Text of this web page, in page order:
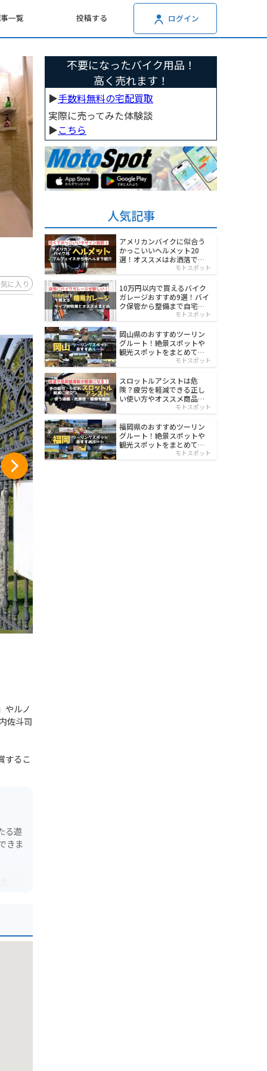
一覧 投稿する ログイン
に入り
やルノ
佐斗司
するこ
る遊
きま
り
で
不要になったバイク用品！
高く売れます！
▶︎手数料無料の宅配買取
実際に売ってみた体験談
▶︎こちら
人気記事
アメリカンバイクに似合う
かっこいいヘルメット20
選！オススメはお洒落でワ
モトスポット
10万円以内で買えるバイク
ガレージおすすめ9選！バイ
ク保管から整備まで自宅で
モトスポット
岡山県のおすすめツーリン
グルート！絶景スポットや
観光スポットをまとめて紹
モトスポット
スロットルアシストは危
険？疲労を軽減できる正し
い使い方やオススメ商品を
モトスポット
福岡県のおすすめツーリン
グルート！絶景スポットや
観光スポットをまとめて紹
モトスポット